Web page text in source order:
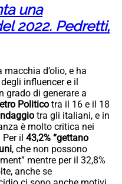
una
2022. Pedretti,
d’olio, e ha
influencer e il
grado di generare a
Politico tra il 16 e il 18
tra gli italiani, e in
è molto critica nei
Per il 43,2% “gettano
, che non possono
mentre per il 32,8%
anche se